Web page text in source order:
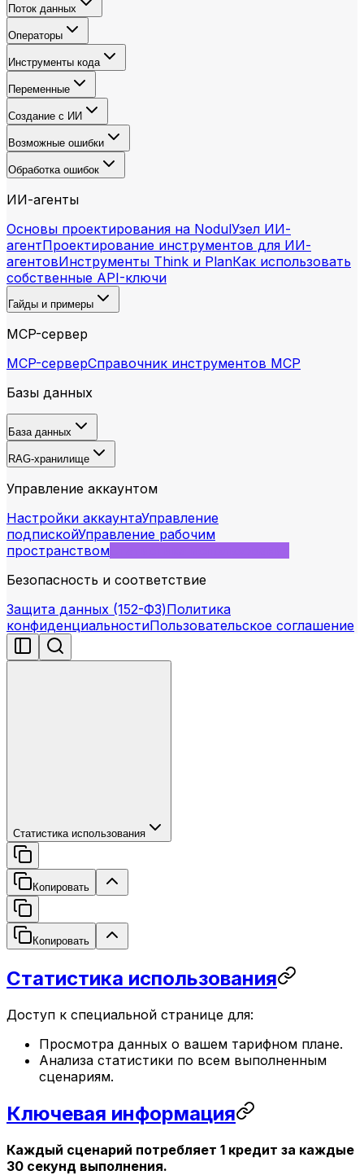
Поток данных
Операторы
Инструменты кода
Переменные
Создание с ИИ
Возможные ошибки
Обработка ошибок
ИИ-агенты
Основы проектирования на NodulУзел ИИ-
агентПроектирование инструментов для ИИ-
агентовИнструменты Think и PlanКак использовать
собственные API-ключи
Гайды и примеры
MCP-сервер
MCP-серверСправочник инструментов MCP
Базы данных
База данных
RAG-хранилище
Управление аккаунтом
Настройки аккаунтаУправление
подпискойУправление рабочим
пространством
Безопасность и соответствие
Защита данных (152-ФЗ)Политика
конфиденциальностиПользовательское соглашение
Статистика использования
Копировать
Копировать
Статистика использования
Доступ к специальной странице для:
Просмотра данных о вашем тарифном плане.
Анализа статистики по всем выполненным
сценариям.
Ключевая информация
Каждый сценарий потребляет 1 кредит за каждые
30 секунд выполнения.